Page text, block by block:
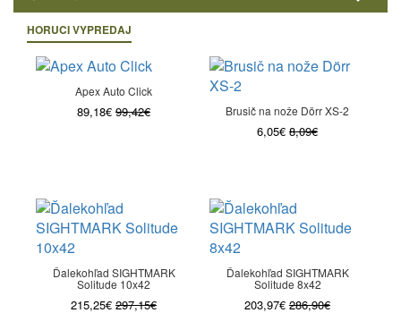
HORUCI VYPREDAJ
Apex Auto Click
89,18€ 99,42€ Brusič na nože Dörr XS-2
6,05€ 8,09€
Ďalekohľad SIGHTMARK
Solitude 10x42
215,25€ 297,15€
Ďalekohľad SIGHTMARK
Solitude 8x42
203,97€ 286,90€